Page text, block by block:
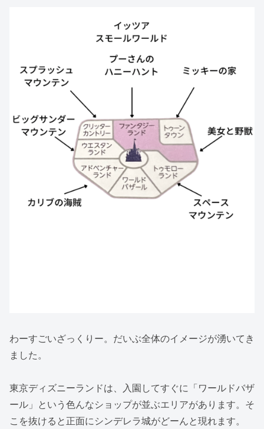
わーすごいざっくりー。だいぶ全体のイメージが湧いてき
ました。
東京ディズニーランドは、入園してすぐに「ワールドバザ
ール」という色んなショップが並ぶエリアがあります。そ
こを抜けると正面にシンデレラ城がどーんと現れます。